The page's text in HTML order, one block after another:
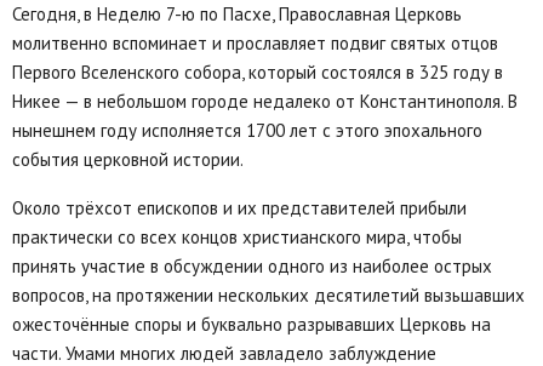
Сегодня, в Неделю 7-ю по Пасхе, Православная Церковь
молитвенно вспоминает и прославляет подвиг святых отцов
Первого Вселенского собора, который состоялся в 325 году в
Никее — в небольшом городе недалеко от Константинополя. В
нынешнем году исполняется 1700 лет с этого эпохального
события церковной истории.
Около трёхсот епископов и их представителей прибыли
практически со всех концов христианского мира, чтобы
принять участие в обсуждении одного из наиболее острых
вопросов, на протяжении нескольких десятилетий вызьшавших
ожесточённые споры и буквально разрывавших Церковь на
части. Умами многих людей завладело заблуждение